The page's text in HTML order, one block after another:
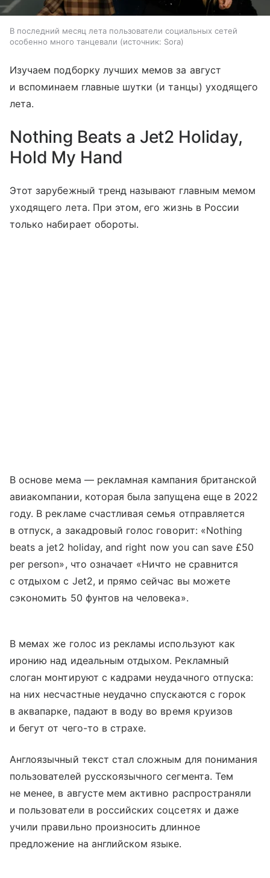
В последний месяц лета пользователи социальных сетей
особенно много танцевали
источник: Sora
Изучаем подборку лучших мемов за август
и вспоминаем главные шутки (и танцы) уходящего
лета.
Nothing Beats a Jet2 Holiday,
Hold My Hand
Этот зарубежный тренд называют главным мемом
уходящего лета. При этом, его жизнь в России
только набирает обороты.
В основе мема — рекламная кампания британской
авиакомпании, которая была запущена еще в 2022
году. В рекламе счастливая семья отправляется
в отпуск, а закадровый голос говорит: «Nothing
beats a jet2 holiday, and right now you can save £50
per person», что означает «Ничто не сравнится
с отдыхом с Jet2, и прямо сейчас вы можете
сэкономить 50 фунтов на человека».
В мемах же голос из рекламы используют как
иронию над идеальным отдыхом. Рекламный
слоган монтируют с кадрами неудачного отпуска:
на них несчастные неудачно спускаются с горок
в аквапарке, падают в воду во время круизов
и бегут от чего-то в страхе.
Англоязычный текст стал сложным для понимания
пользователей русскоязычного сегмента. Тем
не менее, в августе мем активно распространяли
и пользователи в российских соцсетях и даже
учили правильно произносить длинное
предложение на английском языке.